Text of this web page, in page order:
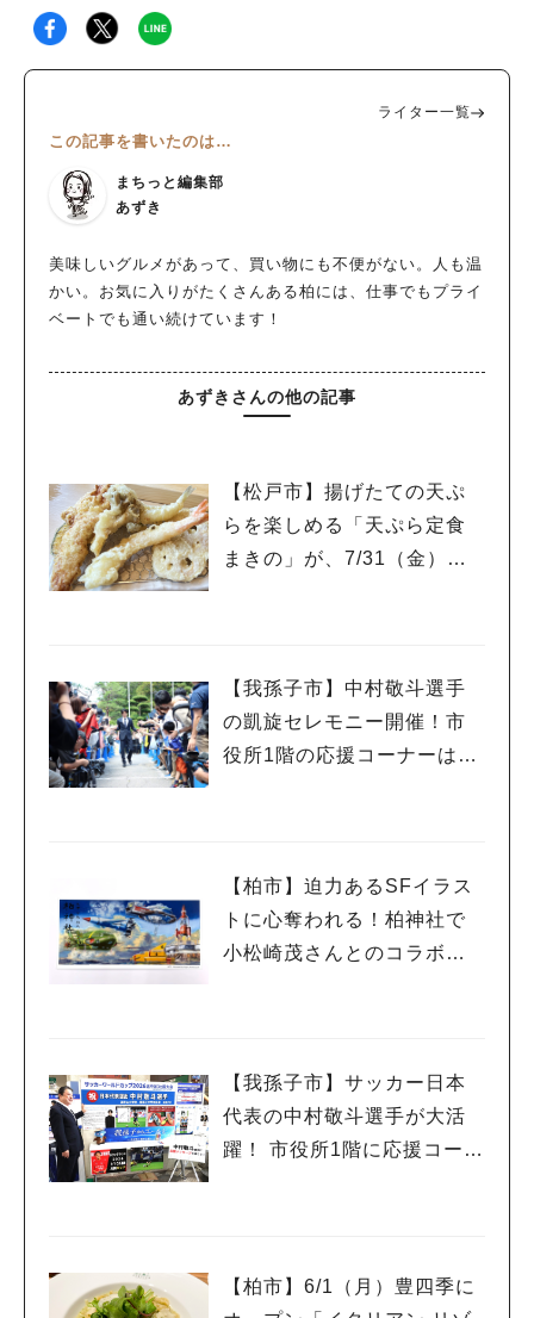
ライター一覧
この記事を書いたのは…
まちっと編集部
あずき
美味しいグルメがあって、買い物にも不便がない。人も温
かい。お気に入りがたくさんある柏には、仕事でもプライ
ベートでも通い続けています！
あずきさんの他の記事
【松戸市】揚げたての天ぷ
らを楽しめる「天ぷら定食
まきの」が、7/31（金）オ
【我孫子市】中村敬斗選手
の凱旋セレモニー開催！市
役所1階の応援コーナーは8
【柏市】迫力あるSFイラス
トに心奪われる！柏神社で
小松崎茂さんとのコラボ御
【我孫子市】サッカー日本
代表の中村敬斗選手が大活
躍！ 市役所1階に応援コーナ
【柏市】6/1（月）豊四季に